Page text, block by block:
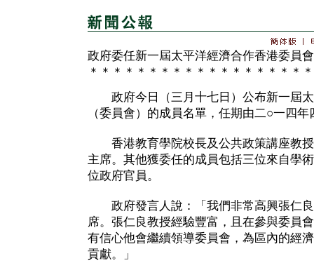
政府委任新一屆太平洋經濟合作香港委員
＊＊＊＊＊＊＊＊＊＊＊＊＊＊＊＊＊＊
政府今日（三月十七日）公布新一屆太
（委員會）的成員名單，任期由二○一四
香港教育學院校長及公共政策講座教授
主席。其他獲委任的成員包括三位來自學
位政府官員。
政府發言人說：「我們非常高興張仁良
席。張仁良教授經驗豐富，且在參與委員
有信心他會繼續領導委員會，為區內的經
貢獻。」